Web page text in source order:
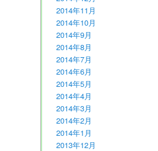
2014年11月
2014年10月
2014年9月
2014年8月
2014年7月
2014年6月
2014年5月
2014年4月
2014年3月
2014年2月
2014年1月
2013年12月